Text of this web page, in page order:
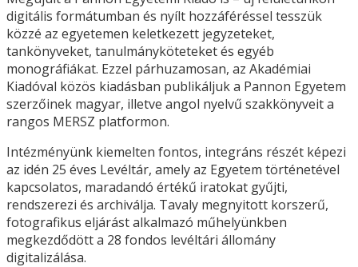
digitális formátumban és nyílt hozzáféréssel tesszük
közzé az egyetemen keletkezett jegyzeteket,
tankönyveket, tanulmányköteteket és egyéb
monográfiákat. Ezzel párhuzamosan, az Akadémiai
Kiadóval közös kiadásban publikáljuk a Pannon Egyetem
szerzőinek magyar, illetve angol nyelvű szakkönyveit a
rangos MERSZ platformon.
Intézményünk kiemelten fontos, integráns részét képezi
az idén 25 éves Levéltár, amely az Egyetem történetével
kapcsolatos, maradandó értékű iratokat gyűjti,
rendszerezi és archiválja. Tavaly megnyitott korszerű,
fotografikus eljárást alkalmazó műhelyünkben
megkezdődött a 28 fondos levéltári állomány
digitalizálása.